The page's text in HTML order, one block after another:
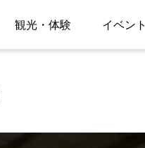
観光・体験 イベント